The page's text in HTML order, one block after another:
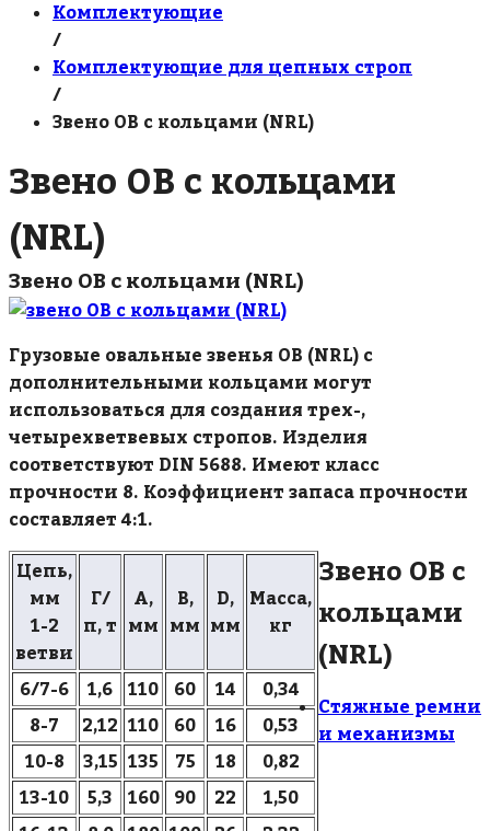
Комплектующие
/
Комплектующие для цепных строп
/
Звено ОВ с кольцами (NRL)
Звено ОВ с кольцами
(NRL)
Звено ОВ с кольцами (NRL)
Грузовые овальные звенья ОВ (NRL) с
дополнительными кольцами могут
использоваться для создания трех-,
четырехветвевых стропов. Изделия
соответствуют DIN 5688. Имеют класс
прочности 8. Коэффициент запаса прочности
составляет 4:1.
Цепь,
мм
1-2
ветви
Г/
п, т
A,
мм
B,
мм
D,
мм
Масса,
кг
6/7-6 1,6 110 60 14
0,34
8-7
2,12 110 60 16
0,53
10-8
3,15 135 75 18
0,82
13-10
5,3 160 90 22
1,50
Звено ОВ с
кольцами
(NRL)
Стяжные ремни
и механизмы